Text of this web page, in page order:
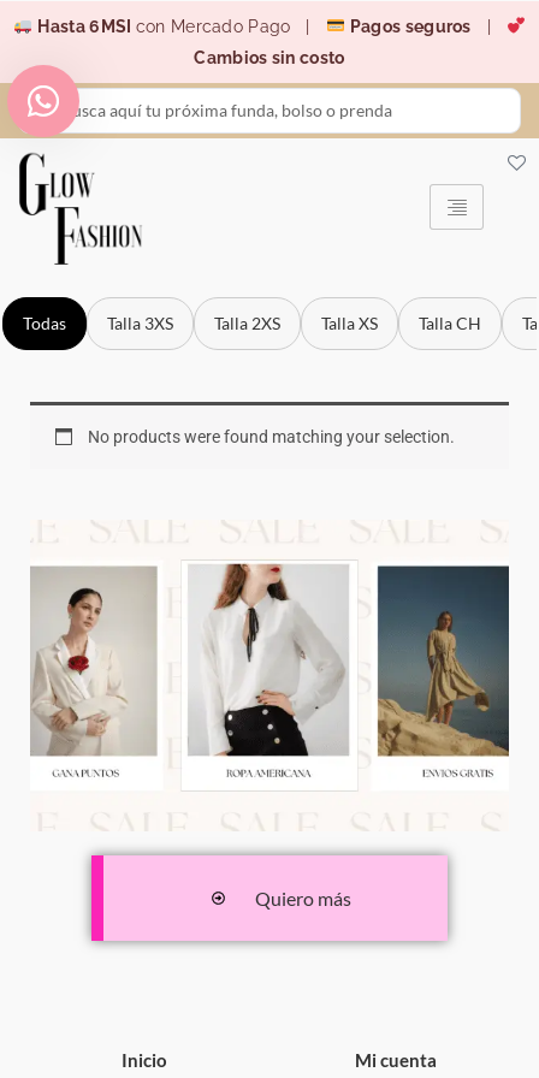
contenido
Hasta 6MSI con Mercado Pago | Pagos seguros
Cambios sin costo
Search
...
Todas Talla 3XS Talla 2XS Talla XS Talla CH
No products were found matching your selection.
Quiero más
Inicio Mi cuenta